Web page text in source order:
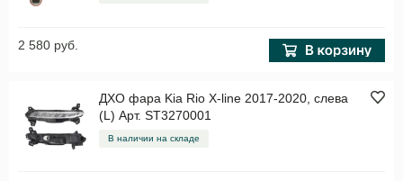
2 580 руб.
ДХО фара Kia Rio X-line 2017-2020, слева
(L) Арт. ST3270001
В наличии на складе